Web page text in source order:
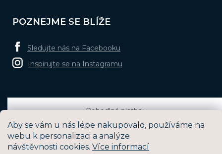
Aby se vám u nás lépe nakupovalo, používáme na
webu k personalizaci a analýze
návštěvnosti cookies. Více informací
POZNEJME SE BLÍŽE
Sledujte nás na Facebooku
Inspirujte se na Instagramu
Pohodlná platba: